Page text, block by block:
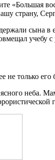
страну,
сына
учебу с
только
неба.